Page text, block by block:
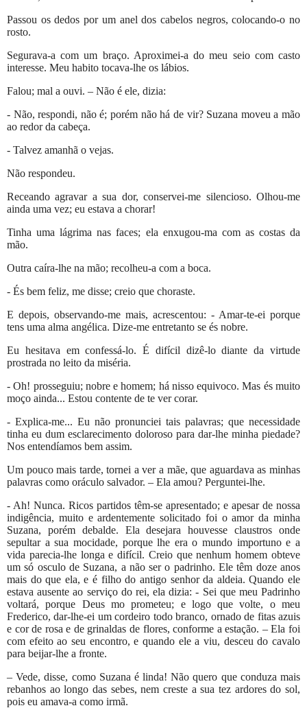
Passou os dedos por um anel dos cabelos negros, colocando-o no
rosto.
Segurava-a com um braço. Aproximei-a do meu seio com casto
interesse. Meu habito tocava-lhe os lábios.
Falou; mal a ouvi. – Não é ele, dizia:
- Não, respondi, não é; porém não há de vir? Suzana moveu a mão
ao redor da cabeça.
- Talvez amanhã o vejas.
Não respondeu.
Receando agravar a sua dor, conservei-me silencioso. Olhou-me
ainda uma vez; eu estava a chorar!
Tinha uma lágrima nas faces; ela enxugou-ma com as costas da
mão.
Outra caíra-lhe na mão; recolheu-a com a boca.
- És bem feliz, me disse; creio que choraste.
E depois, observando-me mais, acrescentou: - Amar-te-ei porque
tens uma alma angélica. Dize-me entretanto se és nobre.
Eu hesitava em confessá-lo. É difícil dizê-lo diante da virtude
prostrada no leito da miséria.
- Oh! prosseguiu; nobre e homem; há nisso equivoco. Mas és muito
moço ainda... Estou contente de te ver corar.
- Explica-me... Eu não pronunciei tais palavras; que necessidade
tinha eu dum esclarecimento doloroso para dar-lhe minha piedade?
Nos entendíamos bem assim.
Um pouco mais tarde, tornei a ver a mãe, que aguardava as minhas
palavras como oráculo salvador. – Ela amou? Perguntei-lhe.
- Ah! Nunca. Ricos partidos têm-se apresentado; e apesar de nossa
indigência, muito e ardentemente solicitado foi o amor da minha
Suzana, porém debalde. Ela desejara houvesse claustros onde
sepultar a sua mocidade, porque lhe era o mundo importuno e a
vida parecia-lhe longa e difícil. Creio que nenhum homem obteve
um só osculo de Suzana, a não ser o padrinho. Ele têm doze anos
mais do que ela, e é filho do antigo senhor da aldeia. Quando ele
estava ausente ao serviço do rei, ela dizia: - Sei que meu Padrinho
voltará, porque Deus mo prometeu; e logo que volte, o meu
Frederico, dar-lhe-ei um cordeiro todo branco, ornado de fitas azuis
e cor de rosa e de grinaldas de flores, conforme a estação. – Ela foi
com efeito ao seu encontro, e quando ele a viu, desceu do cavalo
para beijar-lhe a fronte.
– Vede, disse, como Suzana é linda! Não quero que conduza mais
rebanhos ao longo das sebes, nem creste a sua tez ardores do sol,
pois eu amava-a como irmã.